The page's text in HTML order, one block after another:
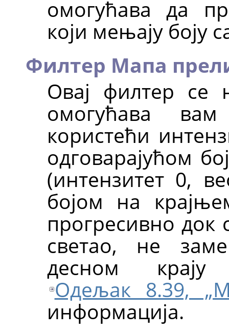
омогућава да
који мењају боју
Филтер Мапа
Овај филтер се
омогућава
користећи
одговарајућом
(интензитет 0,
бојом на
прогресивно док
светао, не
десном крају
Одељак 8.39,
информација.